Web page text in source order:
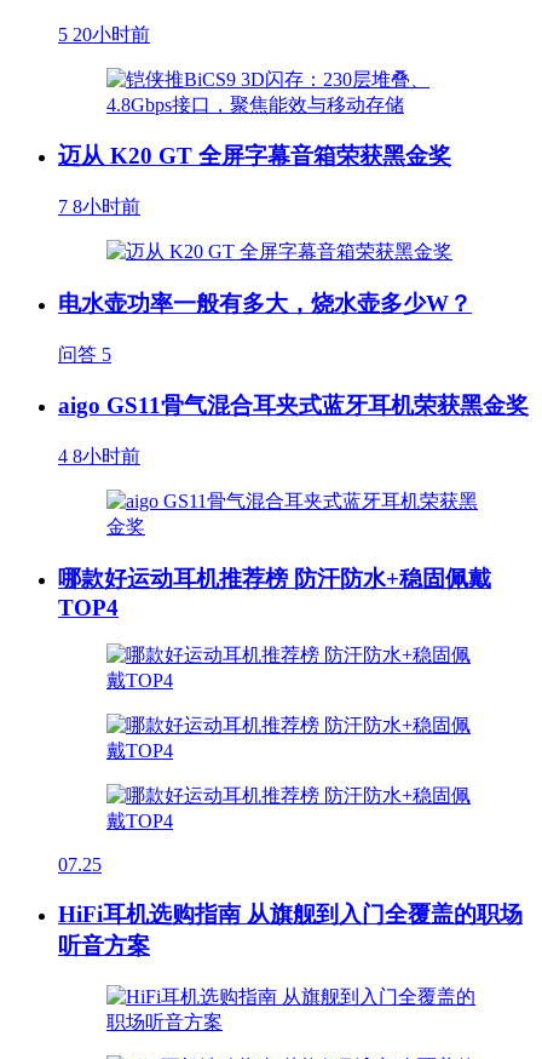
5 20小时前
迈从 K20 GT 全屏字幕音箱荣获黑金奖
7 8小时前
电水壶功率一般有多大，烧水壶多少W？
问答 5
aigo GS11骨气混合耳夹式蓝牙耳机荣获黑金奖
4 8小时前
哪款好运动耳机推荐榜 防汗防水+稳固佩戴
TOP4
07.25
HiFi耳机选购指南 从旗舰到入门全覆盖的职场
听音方案